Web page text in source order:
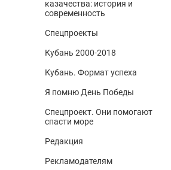
казачества: история и
современность
Спецпроекты
Кубань 2000-2018
Кубань. Формат успеха
Я помню День Победы
Спецпроект. Они помогают
спасти море
Редакция
Рекламодателям